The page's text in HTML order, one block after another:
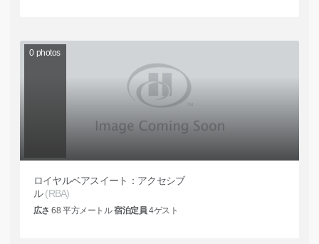
0 photos
ロイヤルベアスイート：アクセシブ
ル (RBA)
広さ 68 平方メートル宿泊定員 4ゲスト